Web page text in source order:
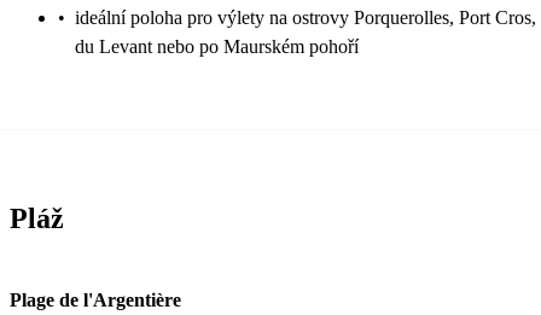
• ideální poloha pro výlety na ostrovy Porquerolles, Port Cros,
du Levant nebo po Maurském pohoří
Pláž
Plage de l'Argentière